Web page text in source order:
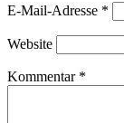
E-Mail-Adresse *
Website
Kommentar *